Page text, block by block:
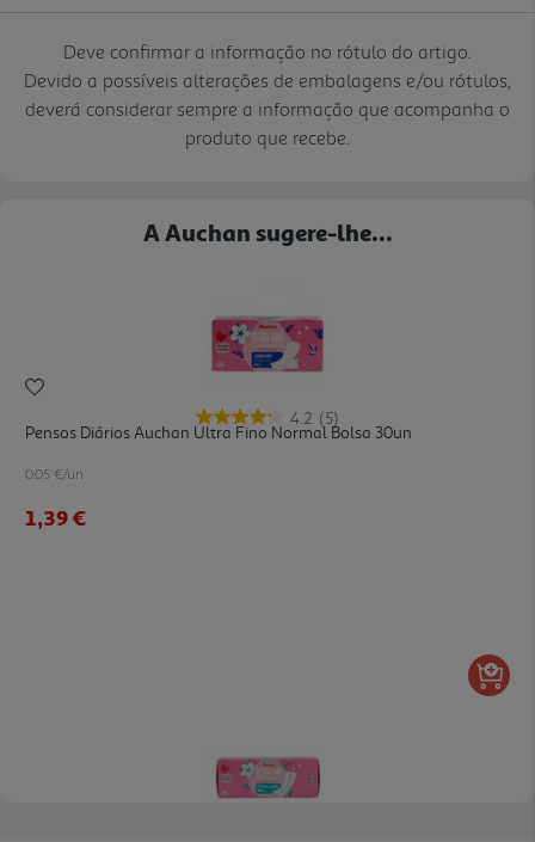
Deve confirmar a informação no rótulo do artigo.
Devido a possíveis alterações de embalagens e/ou rótulos,
deverá considerar sempre a informação que acompanha o
produto que recebe.
A Auchan sugere-lhe...
4.2 (5)
Pensos Diários Auchan Ultra Fino Normal Bolsa 30un
0.05 €/un
1,39 €